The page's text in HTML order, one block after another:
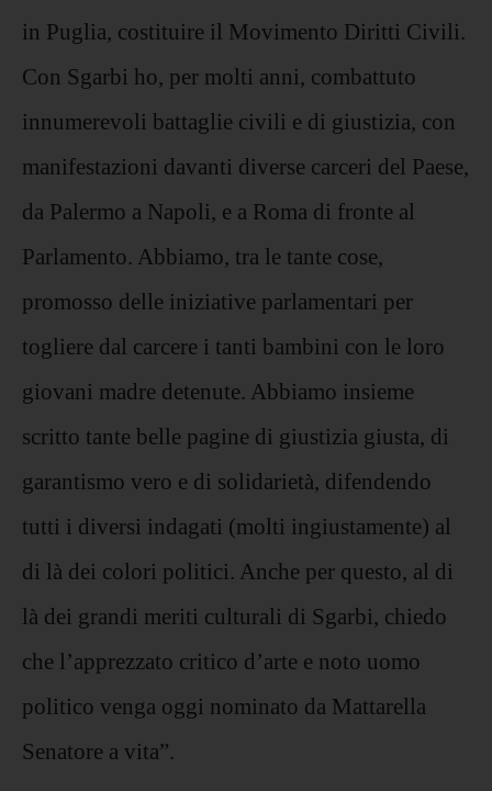
in Puglia, costituire il Movimento Diritti Civili.
Con Sgarbi ho, per molti anni, combattuto
innumerevoli battaglie civili e di giustizia, con
manifestazioni davanti diverse carceri del Paese,
da Palermo a Napoli, e a Roma di fronte al
Parlamento. Abbiamo, tra le tante cose,
promosso delle iniziative parlamentari per
togliere dal carcere i tanti bambini con le loro
giovani madre detenute. Abbiamo insieme
scritto tante belle pagine di giustizia giusta, di
garantismo vero e di solidarietà, difendendo
tutti i diversi indagati (molti ingiustamente) al
di là dei colori politici. Anche per questo, al di
là dei grandi meriti culturali di Sgarbi, chiedo
che l’apprezzato critico d’arte e noto uomo
politico venga oggi nominato da Mattarella
Senatore a vita”.